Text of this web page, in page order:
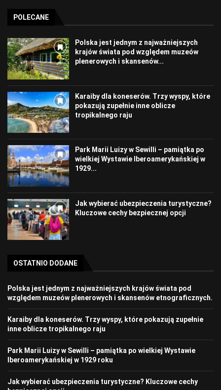
POLECANE
Polska jest jednym z najważniejszych
krajów świata pod względem muzeów
plenerowych i skansenów...
Karaiby dla koneserów. Trzy wyspy, które
pokazują zupełnie inne oblicze
tropikalnego raju
Park Marii Luizy w Sewilli – pamiątka po
wielkiej Wystawie Iberoamerykańskiej w
1929...
Jak wybierać ubezpieczenia turystyczne?
Kluczowe cechy bezpiecznej opcji
OSTATNIO DODANE
Polska jest jednym z najważniejszych krajów świata pod
względem muzeów plenerowych i skansenów etnograficznych.
Karaiby dla koneserów. Trzy wyspy, które pokazują zupełnie
inne oblicze tropikalnego raju
Park Marii Luizy w Sewilli – pamiątka po wielkiej Wystawie
Iberoamerykańskiej w 1929 roku
Jak wybierać ubezpieczenia turystyczne? Kluczowe cechy